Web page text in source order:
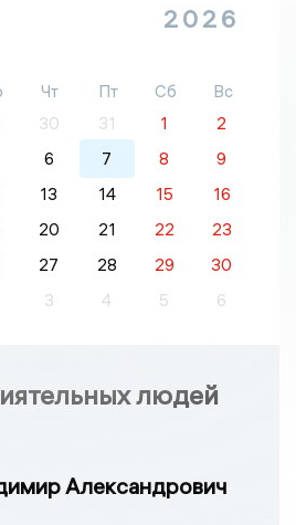
2026
Чт Пт Сб
Вс
30 31 1
2
6 7 8
9
13 14 15
16
20 21 22
23
27 28 29
30
3 4 5 6
людей
Александрович